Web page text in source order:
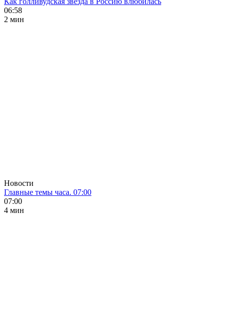
06:58
2 мин
Новости
Главные темы часа. 07:00
07:00
4 мин